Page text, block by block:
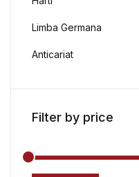
Limba Germana
Anticariat
Filter by price